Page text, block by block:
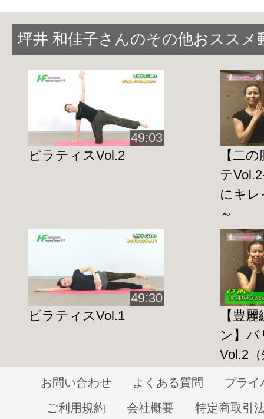
顔系まとめはこちら
小顔（フェイスライン）編はこちら
口元美人（くち周り）編は
頬の張りアップ（頬周り）編は
こちら
瞳美人（目&眉）編は
おでこのしわ編はこちら
お腹周り編はこちら
★愛知県名古屋市東区古出来1-2-16 MARKS
坪井 和佳子さんのその他おススメ
49:03
ピラティスVol.2
【二
テ
にキ
～
49:30
ピラティスVol.1
【豊
ン】
Vol.2
お問い合わせ よくある質問
プライ
ご利用規約
会社概要
特定商取引